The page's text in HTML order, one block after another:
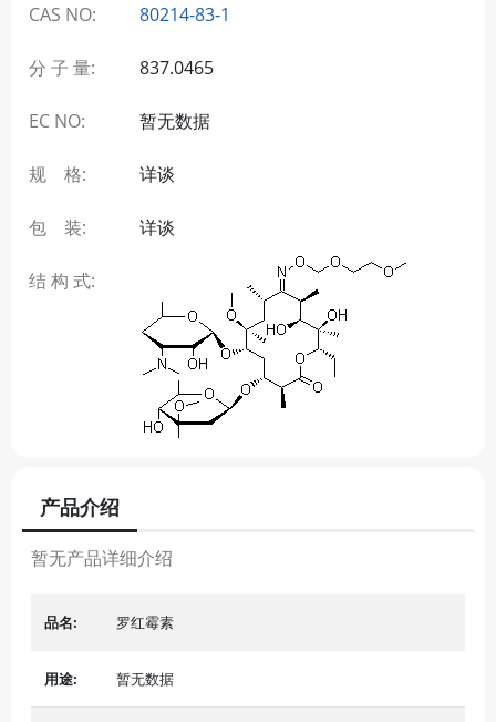
CAS NO: 80214-83-1
分 子 量: 837.0465
EC NO: 暂无数据
规 格: 详谈
包 装: 详谈
结 构 式:
产品介绍
暂无产品详细介绍
品名: 罗红霉素
用途: 暂无数据